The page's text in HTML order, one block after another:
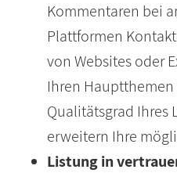
Kommentaren bei
Plattformen
von Websites oder
Ihren
Qualitätsgrad Ihres
erweitern Ihre
Listung in